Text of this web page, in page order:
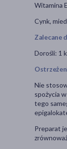
Witamina
Cynk,
Zalecane
Dorośli: 1
Nie
spożycia
tego
Preparat